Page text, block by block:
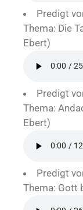
Predigt
Thema: Die
Ebert)
Predigt
Thema:
Ebert)
Predigt
Thema: Gott